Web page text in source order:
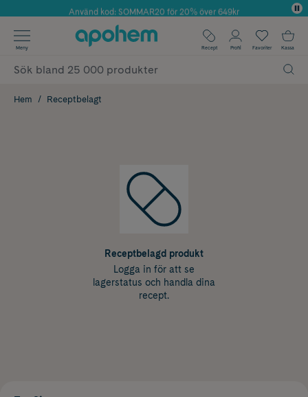
Årets Butik 2025 inom Skönhet
Använd kod: SOMMAR20 för 20% över 649kr
✓ Fri frakt
✓ Poäng på alla köp*
Meny Recept Profil Favoriter Kassa
Hem Receptbelagt
Receptbelagd produkt
Logga in för att se
lagerstatus och handla dina
recept.